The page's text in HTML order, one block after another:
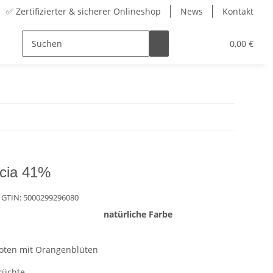
✅ Zertifizierter & sicherer Onlineshop News Kontakt
0,00 €
Sortiment Adventskalender
41%
5000299296080
natürliche Farbe
mit Orangenblüten